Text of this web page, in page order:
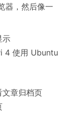
器，然后像一
示
4 使用 Ubuntu
文章归档页